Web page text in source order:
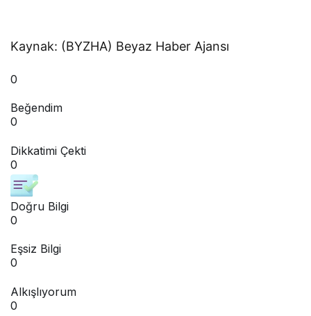
Kaynak: (BYZHA) Beyaz Haber Ajansı
0
Beğendim
0
Dikkatimi Çekti
0
Doğru Bilgi
0
Eşsiz Bilgi
0
Alkışlıyorum
0